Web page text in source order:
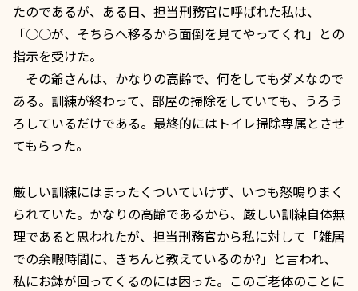
たのであるが、ある日、担当刑務官に呼ばれた私は、
「○○が、そちらへ移るから面倒を見てやってくれ」との
指示を受けた。
その爺さんは、かなりの高齢で、何をしてもダメなので
ある。訓練が終わって、部屋の掃除をしていても、うろう
ろしているだけである。最終的にはトイレ掃除専属とさせ
てもらった。
厳しい訓練にはまったくついていけず、いつも怒鳴りまく
られていた。かなりの高齢であるから、厳しい訓練自体無
理であると思われたが、担当刑務官から私に対して「雑居
での余暇時間に、きちんと教えているのか?」と言われ、
私にお鉢が回ってくるのには困った。このご老体のことに